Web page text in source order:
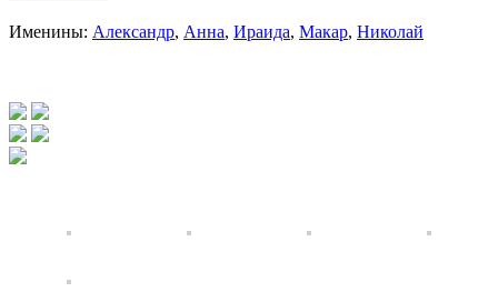
Именины: Александр, Анна, Ираида, Макар, Николай